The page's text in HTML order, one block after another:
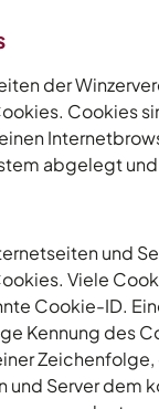
der
Cookies
abgelegt
und
Viele
Cookie-ID.
Kennung des
und Server dem